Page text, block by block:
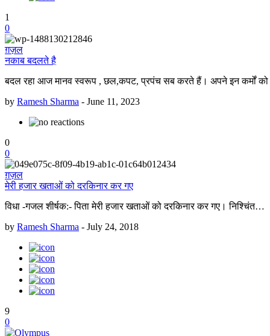
1
0
ग़ज़ल
नकाब बदलते है
बदल रहा आज मानव स्वरूप , छल,कपट, प्रपंच सब करते हैं। अपने इन कर्मों
by Ramesh Sharma - June 11, 2023
0
0
ग़ज़ल
मेरी हजार खताओं को दरकिनार कर गए
विधा -गजल शीर्षक:- पिता मेरी हजार खताओं को दरकिनार कर गए। निश्चिंत…
by Ramesh Sharma - July 24, 2018
9
0